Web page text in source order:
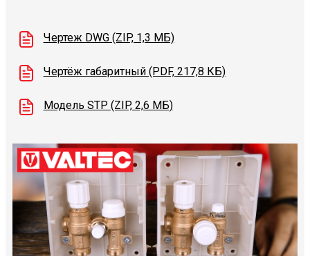
Чертеж DWG (ZIP, 1,3 МБ)
Чертёж габаритный (PDF, 217,8 КБ)
Модель STP (ZIP, 2,6 МБ)